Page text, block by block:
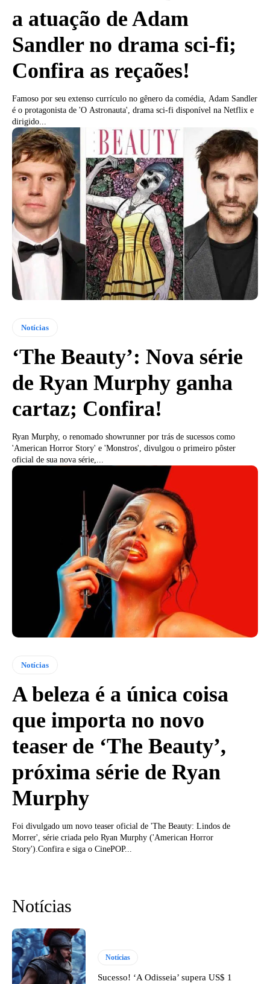
a atuação de Adam
Sandler no drama sci-fi;
Confira as reçaões!
Famoso por seu extenso currículo no gênero da comédia, Adam Sandler
é o protagonista de 'O Astronauta', drama sci-fi disponível na Netflix e
dirigido...
Notícias
‘The Beauty’: Nova série
de Ryan Murphy ganha
cartaz; Confira!
Ryan Murphy, o renomado showrunner por trás de sucessos como
'American Horror Story' e 'Monstros', divulgou o primeiro pôster
oficial de sua nova série,...
Notícias
A beleza é a única coisa
que importa no novo
teaser de ‘The Beauty’,
próxima série de Ryan
Murphy
Foi divulgado um novo teaser oficial de 'The Beauty: Lindos de
Morrer', série criada pelo Ryan Murphy ('American Horror
Story').Confira e siga o CinePOP...
Notícias
Notícias
Sucesso! ‘A Odisseia’ supera US$ 1